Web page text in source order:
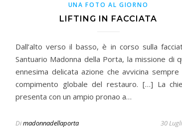
UNA FOTO AL GIORNO
LIFTING IN FACCIATA
Dall’alto verso il basso, è in corso sulla
Santuario Madonna della Porta, la missione di
ennesima delicata azione che avvicina sempre
compimento globale del restauro. […] La
presenta con un ampio pronao a…
Dimadonnadellaporta 30